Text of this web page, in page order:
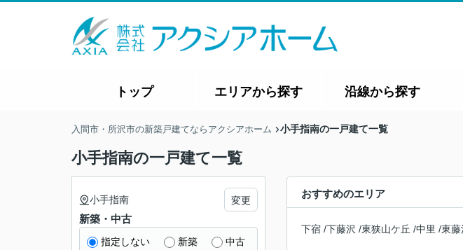
トップ エリアから探す 沿線から探す
入間市・所沢市の新築戸建てならアクシアホーム 小手指南の一戸建て一覧
小手指南の一戸建て一覧
おすすめのエリア
下宿 /下藤沢 /東狭山ケ丘 /中里 /東藤
小手指南 変更
新築・中古
指定しない 新築 中古